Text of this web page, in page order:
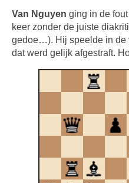
Van Nguyen ging in de
keer zonder de juiste
gedoe…). Hij speelde in de
dat werd gelijk afgestraft.